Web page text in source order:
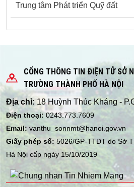
Trung tâm Phát triển Quỹ đất
CỔNG THÔNG TIN ĐIỆN TỬ SỞ
TRƯỜNG THÀNH PHỐ HÀ NỘI
Địa chỉ: 18 Huỳnh Thúc Kháng -
Điện thoại: 0243.773.7609
Email: vanthu_sonnmt@hanoi.gov.vn
Giấy phép số: 5026/GP-TTĐT do Sở
Hà Nội cấp ngày 15/10/2019